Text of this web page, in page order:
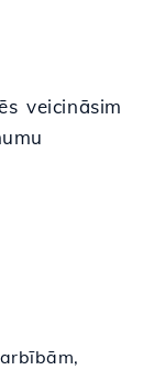
veicināsim